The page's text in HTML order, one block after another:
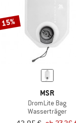
15%
MSR
DromLite Bag
Wasserträger